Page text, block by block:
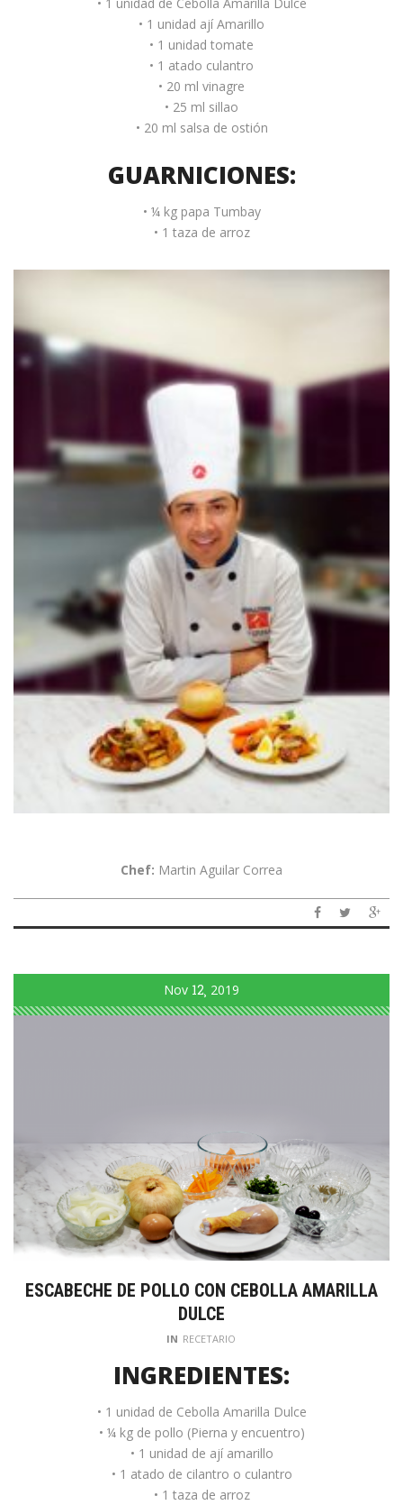
• 1 unidad ají Amarillo
• 1 unidad tomate
• 1 atado culantro
• 20 ml vinagre
• 25 ml sillao
• 20 ml salsa de ostión
GUARNICIONES:
• ¼ kg papa Tumbay
• 1 taza de arroz
Chef: Martin Aguilar Correa
Nov 12 2019
ESCABECHE DE POLLO CON CEBOLLA AMARILLA
DULCE
IN RECETARIO
INGREDIENTES:
• 1 unidad de Cebolla Amarilla Dulce
• ¼ kg de pollo (Pierna y encuentro)
• 1 unidad de ají amarillo
• 1 atado de cilantro o culantro
• 1 taza de arroz